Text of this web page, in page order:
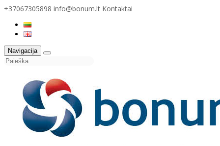
+37067305898 info@bonum.lt Kontaktai
Navigacija